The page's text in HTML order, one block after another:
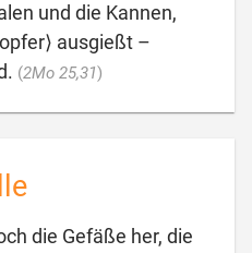
und die Kannen,
ausgießt –
(2Mo 25,31)
die Gefäße her, die